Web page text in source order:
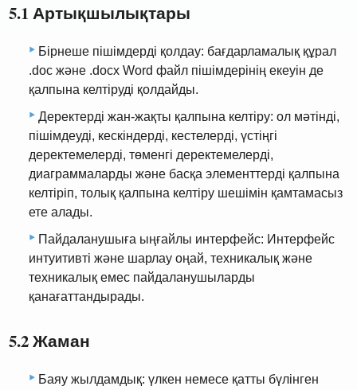
5.1 Артықшылықтары
Бірнеше пішімдерді қолдау: бағдарламалық құрал
.doc және .docx Word файл пішімдерінің екеуін де
қалпына келтіруді қолдайды.
Деректерді жан-жақты қалпына келтіру: ол мәтінді,
пішімдеуді, кескіндерді, кестелерді, үстіңгі
деректемелерді, төменгі деректемелерді,
диаграммаларды және басқа элементтерді қалпына
келтіріп, толық қалпына келтіру шешімін қамтамасыз
ете алады.
Пайдаланушыға ыңғайлы интерфейс: Интерфейс
интуитивті және шарлау оңай, техникалық және
техникалық емес пайдаланушыларды
қанағаттандырады.
5.2 Жаман
Баяу жылдамдық: үлкен немесе қатты бүлінген